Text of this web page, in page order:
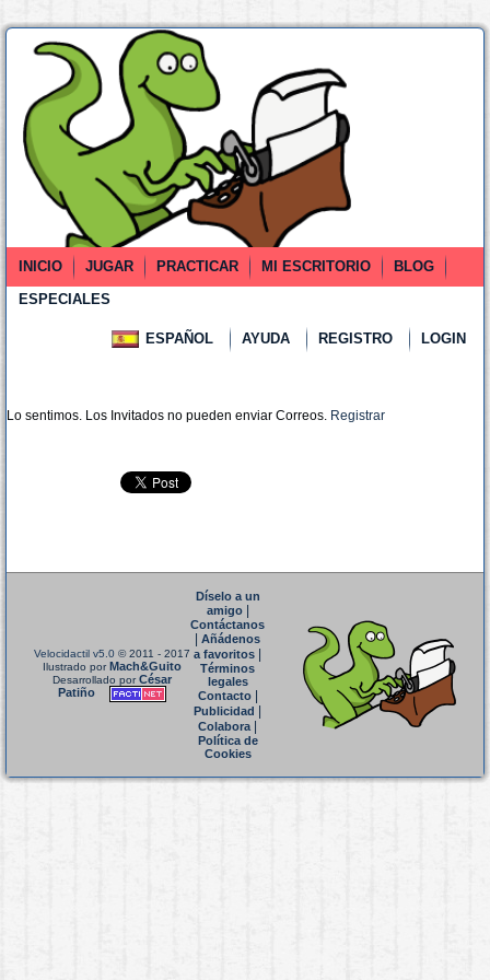
INICIO JUGAR PRACTICAR MI ESCRITORIO
BLOG
ESPECIALES
ESPAÑOL AYUDA REGISTRO LOGIN
Lo sentimos. Los Invitados no pueden enviar Correos. Registrar
Velocidactil v5.0 © 2011 - 2017
Ilustrado porMach&Guito
Desarrollado porCésar
Patiño
Díselo a un
amigo|
Contáctanos
Añádenos
a favoritos
Términos
legales
Contacto|
Publicidad
Colabora|
Política de
Cookies